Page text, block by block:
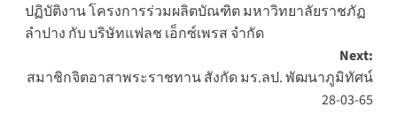
ปฏิบัติงาน โครงการร่วมผลิตบัณฑิต มหาวิทยาลัยราชภัฏ
ลำปาง กับ บริษัทแฟลช เอ็กซ์เพรส จำกัด
Next:
สมาชิกจิตอาสาพระราชทาน สังกัด มร.ลป. พัฒนาภูมิทัศน์
28-03-65